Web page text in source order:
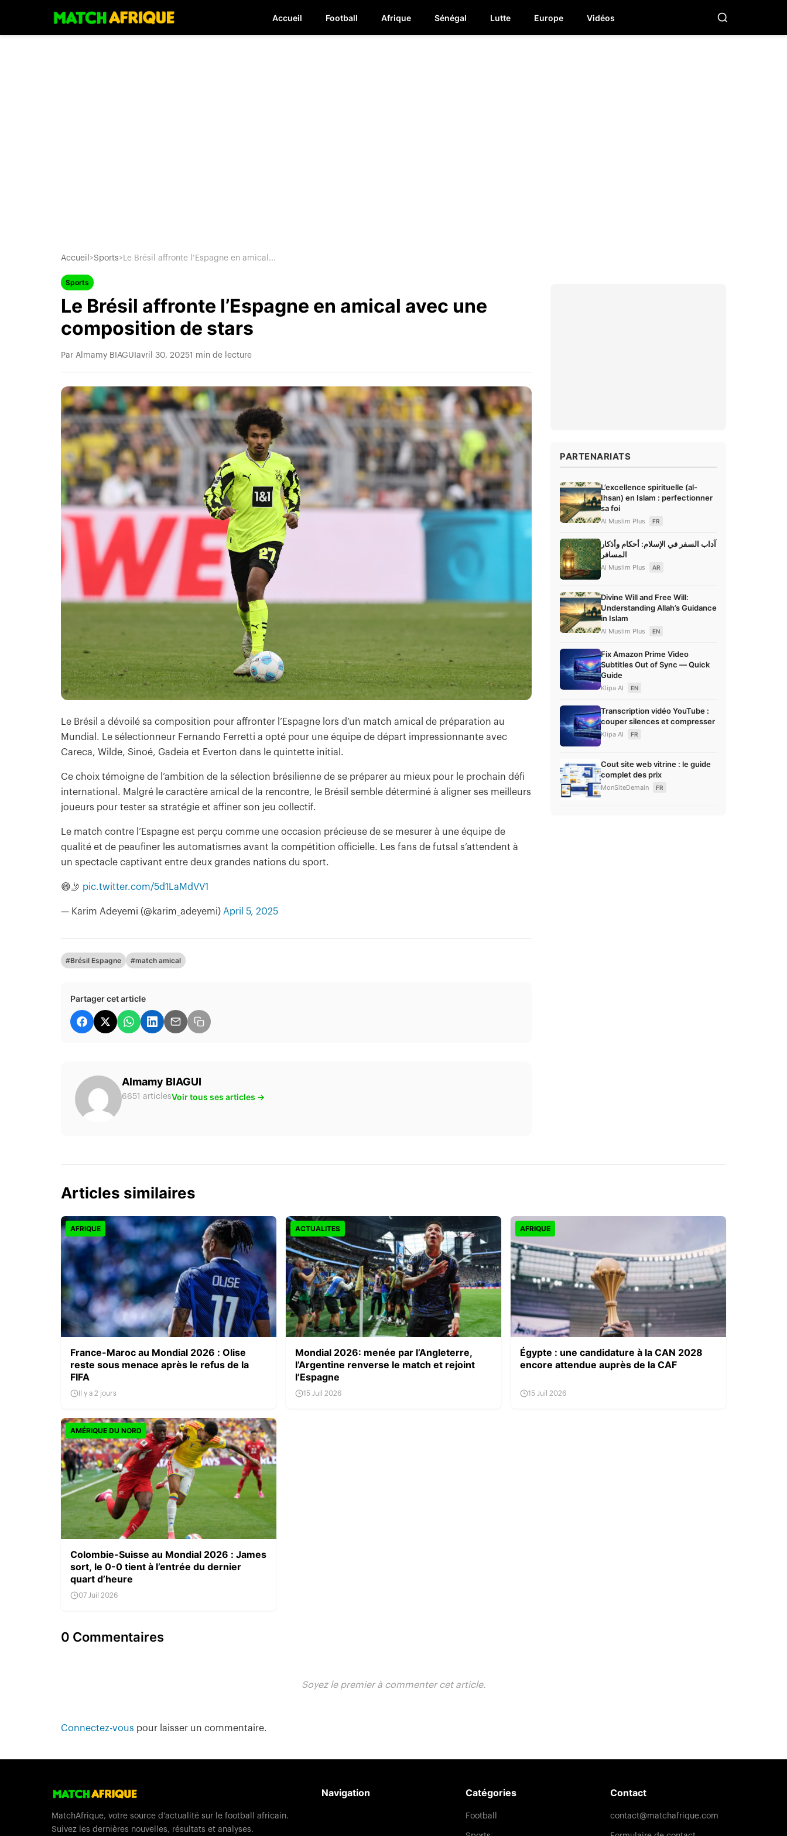
Accueil Football Afrique Sénégal Lutte Europe Vidéos
Accueil >Sports> Le Brésil affronte l’Espagne en amical...
Sports
Le Brésil affronte l’Espagne en amical avec une
composition de stars
Par Almamy BIAGUI avril 30, 20251 min de lecture
Le Brésil a dévoilé sa composition pour affronter l’Espagne lors d’un match amical de préparation au
Mundial. Le sélectionneur Fernando Ferretti a opté pour une équipe de départ impressionnante avec
Careca, Wilde, Sinoé, Gadeia et Everton dans le quintette initial.
Ce choix témoigne de l’ambition de la sélection brésilienne de se préparer au mieux pour le prochain défi
international. Malgré le caractère amical de la rencontre, le Brésil semble déterminé à aligner ses meilleurs
joueurs pour tester sa stratégie et affiner son jeu collectif.
Le match contre l’Espagne est perçu comme une occasion précieuse de se mesurer à une équipe de
qualité et de peaufiner les automatismes avant la compétition officielle. Les fans de futsal s’attendent à
un spectacle captivant entre deux grandes nations du sport.
😄🤳 pic.twitter.com/5d1LaMdVV1
— Karim Adeyemi (@karim_adeyemi) April 5, 2025
#Brésil Espagne #match amical
Partager cet article
Almamy BIAGUI
6651 articlesVoir tous ses articles →
PARTENARIATS
L’excellence spirituelle (al-
Ihsan) en Islam : perfectionner
sa foi
Al Muslim Plus FR
آداب السفر في الإسلام: أحكام وأذكار
المسافر
Al Muslim Plus AR
Divine Will and Free Will:
Understanding Allah’s Guidance
in Islam
Al Muslim Plus EN
Fix Amazon Prime Video
Subtitles Out of Sync — Quick
Guide
Klipa AI EN
Transcription vidéo YouTube :
couper silences et compresser
Klipa AI FR
Cout site web vitrine : le guide
complet des prix
MonSiteDemain FR
Articles similaires
AFRIQUE
France-Maroc au Mondial 2026 : Olise
reste sous menace après le refus de la
FIFA
Il y a 2 jours
ACTUALITES
Mondial 2026: menée par l’Angleterre,
l’Argentine renverse le match et rejoint
l’Espagne
15 Juil 2026
AFRIQUE
Égypte : une candidature à la CAN 2028
encore attendue auprès de la CAF
15 Juil 2026
AMÉRIQUE DU NORD
Colombie-Suisse au Mondial 2026 : James
sort, le 0-0 tient à l’entrée du dernier
quart d’heure
07 Juil 2026
0 Commentaires
Soyez le premier à commenter cet article.
Connectez-vous pour laisser un commentaire.
MatchAfrique, votre source d'actualité sur le football africain.
Suivez les dernières nouvelles, résultats et analyses.
Navigation Catégories
Football
Contact
contact@matchafrique.com